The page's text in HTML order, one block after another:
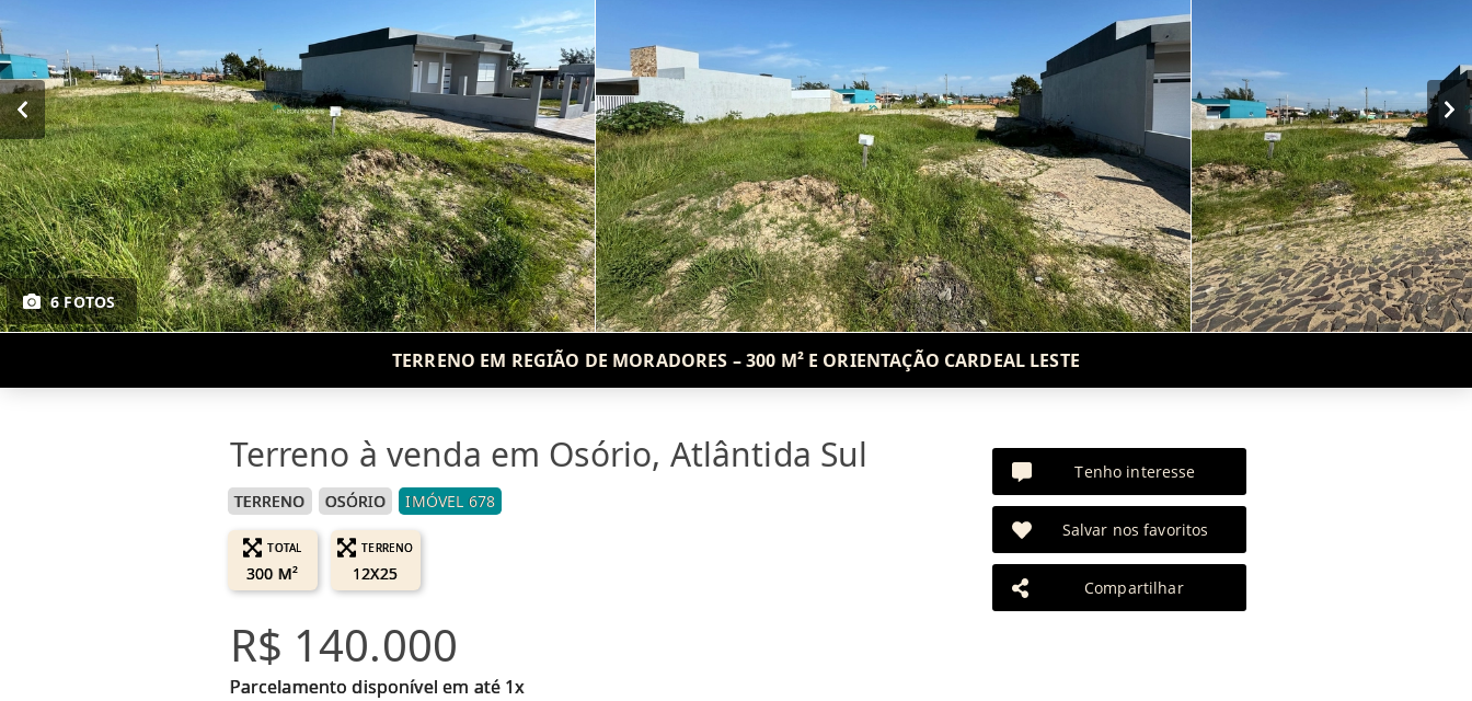
6 FOTOS
TERRENO EM REGIÃO DE MORADORES – 300 M² E ORIENTAÇÃO CARDEAL LESTE
Terreno à venda em Osório, Atlântida Sul
TERRENO OSÓRIO IMÓVEL 678
TOTAL
300 M²
TERRENO
12X25
R$ 140.000
Parcelamento disponível em até 1x
Tenho interesse
Salvar nos favoritos
Compartilhar